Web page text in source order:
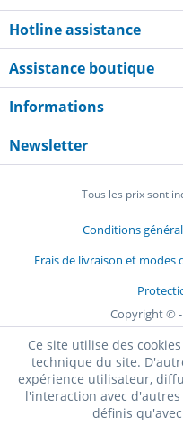
Hotline assistance
Assistance boutique
Informations
Newsletter
Tous les prix sont
Conditions
Frais de livraison et modes
Copyright ©
Ce site utilise des
technique du site.
expérience utilisateur,
l'interaction avec
définis